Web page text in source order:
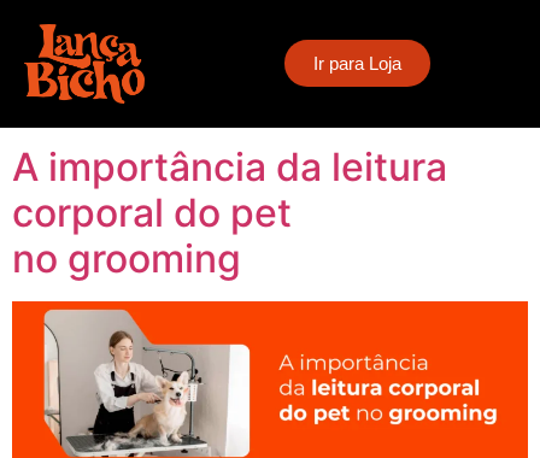
Ir para Loja
Tag: leitura corporal
do pet no grooming
A importância da leitura
corporal do pet
no grooming